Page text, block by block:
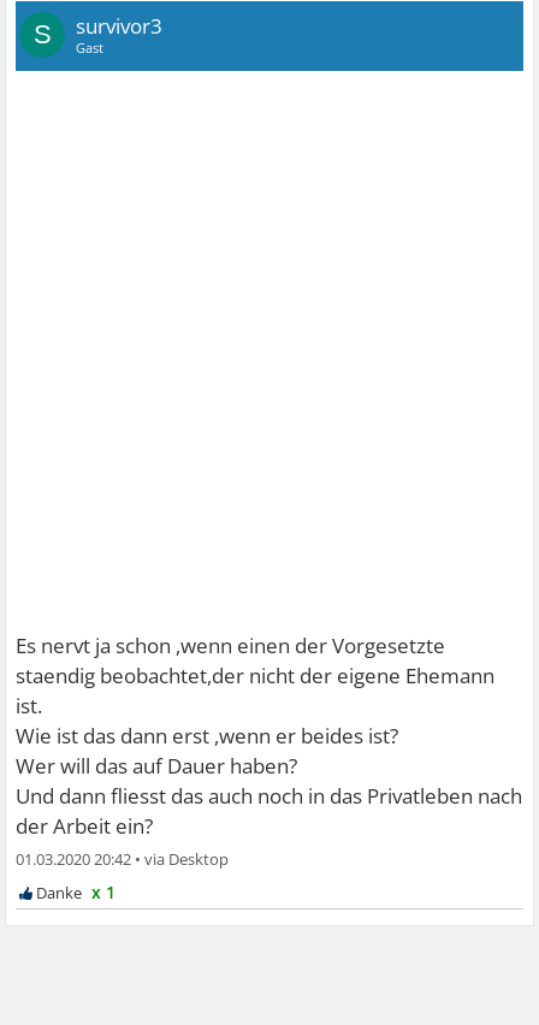
S survivor3
Gast
Es nervt ja schon ,wenn einen der Vorgesetzte
staendig beobachtet,der nicht der eigene Ehemann
ist.
Wie ist das dann erst ,wenn er beides ist?
Wer will das auf Dauer haben?
Und dann fliesst das auch noch in das Privatleben nach
der Arbeit ein?
01.03.2020 20:42 •
x 1